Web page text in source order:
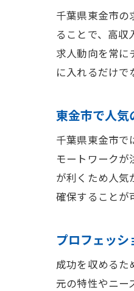
千葉県東金市の
ることで、高収
求人動向を常に
に入れるだけで
東金市で人気
千葉県東金市で
モートワーク
が利くため人気
確保することが
プロフェッ
成功を収めるた
元の特性やニー